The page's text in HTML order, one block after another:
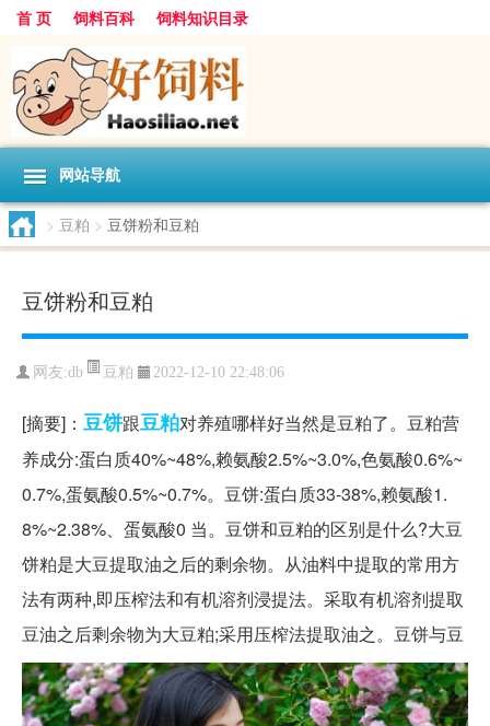
首 页 饲料百科 饲料知识目录
网站导航
> 豆粕 > 豆饼粉和豆粕
豆饼粉和豆粕
网友:db 豆粕 2022-12-10 22:48:06
[摘要]： 豆饼跟豆粕对养殖哪样好当然是豆粕了。豆粕营
养成分:蛋白质40%~48%,赖氨酸2.5%~3.0%,色氨酸0.6%~
0.7%,蛋氨酸0.5%~0.7%。豆饼:蛋白质33-38%,赖氨酸1.
8%~2.38%、蛋氨酸0 当。豆饼和豆粕的区别是什么?大豆
饼粕是大豆提取油之后的剩余物。从油料中提取的常用方
法有两种,即压榨法和有机溶剂浸提法。采取有机溶剂提取
豆油之后剩余物为大豆粕;采用压榨法提取油之。豆饼与豆